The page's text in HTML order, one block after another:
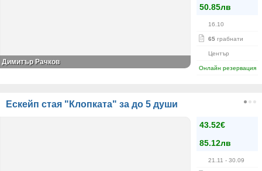
50.85лв
16.10
65 грабнати
Център
Онлайн резервация
Димитър Рачков
Ескейп стая "Клопката" за до 5 души
43.52€
85.12лв
21.11 - 30.09